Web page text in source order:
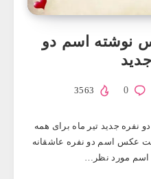
نوشته اسم دو
0
نفره جدید تیر ماه برای همه
عکس اسم دو نفره عاشقانه
اسم مورد نظر…